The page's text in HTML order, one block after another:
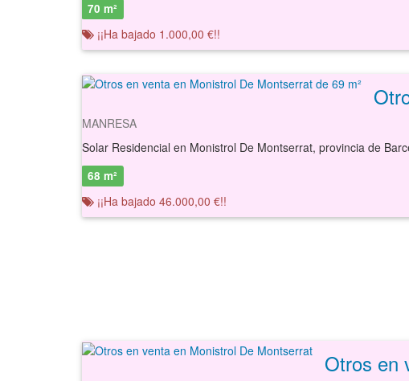
70 m²
¡¡Ha bajado 1.000,00 €!!
MANRESA
68 m²
¡¡Ha bajado 46.000,00 €!!